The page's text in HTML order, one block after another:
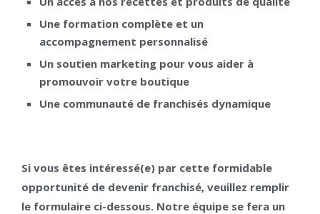
Une formation complète et un
accompagnement personnalisé
Un soutien marketing pour vous aider à
promouvoir votre boutique
Une communauté de franchisés dynamique
Si vous êtes intéressé(e) par cette formidable
opportunité de devenir franchisé, veuillez remplir
le formulaire ci-dessous. Notre équipe se fera un